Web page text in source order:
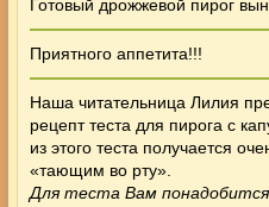
Готовый дрожжевой пирог
Приятного аппетита!!!
Наша читательница Лилия
рецепт теста для пирога с
из этого теста получается
«тающим во рту».
Для теста Вам